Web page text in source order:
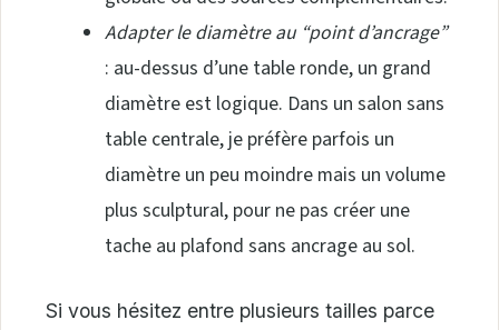
Adapter le diamètre au “point d’ancrage”
: au-dessus d’une table ronde, un grand
diamètre est logique. Dans un salon sans
table centrale, je préfère parfois un
diamètre un peu moindre mais un volume
plus sculptural, pour ne pas créer une
tache au plafond sans ancrage au sol.
Si vous hésitez entre plusieurs tailles parce